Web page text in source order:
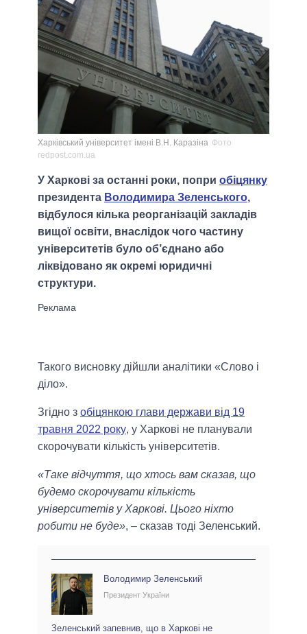
Харківський університет імені В.Н. Каразіна Фото
redpost.com.ua
У Харкові за останні роки, попри обіцянку
президента Володимира Зеленського,
відбулося кілька реорганізацій закладів
вищої освіти, внаслідок чого частину
університетів було об’єднано або
ліквідовано як окремі юридичні
структури.
Такого висновку дійшли аналітики «Слово і
діло».
Згідно з обіцянкою глави держави від 19
травня 2022 року, у Харкові не планували
скорочувати кількість університетів.
«Таке відчуття, що хтось вам сказав, що
будемо скорочувати кількість
університетів у Харкові. Цього ніхто
робити не буде», – сказав тоді Зеленський.
Володимир Зеленський
Президент України
Зеленський запевнив, що в Харкові не